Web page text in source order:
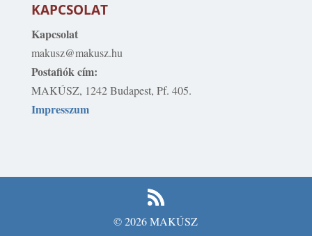
KAPCSOLAT
Kapcsolat
makusz@makusz.hu
Postafiók cím:
MAKÚSZ, 1242 Budapest, Pf. 405.
Impresszum
© 2026 MAKÚSZ